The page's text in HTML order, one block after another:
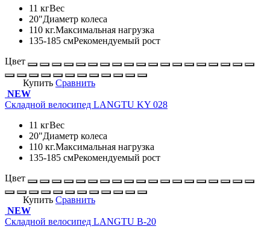
11 кгВес
20"Диаметр колеса
110 кг.Максимальная нагрузка
135-185 смРекомендуемый рост
Цвет
Купить Сравнить
NEW
Складной велосипед LANGTU KY 028
11 кгВес
20"Диаметр колеса
110 кг.Максимальная нагрузка
135-185 смРекомендуемый рост
Цвет
Купить Сравнить
NEW
Складной велосипед LANGTU B-20